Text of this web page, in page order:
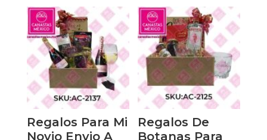
Regalos Para Mi
Novio Envio A
Regalos De
Botanas Para